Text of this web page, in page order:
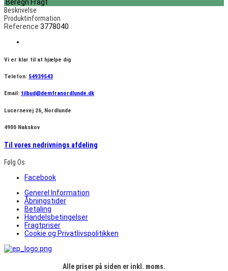
Beregn Fragt
Beskrivelse
Produktinformation
Reference 3778040
Vi er klar til at hjælpe dig
Telefon: 54939543
Email: tilbud@demfranordlunde.dk
Lucernevej 26, Nordlunde
4900 Nakskov
Til vores nedrivnings afdeling
Følg Os
Facebook
Generel Information
Åbningstider
Betaling
Handelsbetingelser
Fragtpriser
Cookie og Privatlivspolitikken
Alle priser på siden er inkl. moms.